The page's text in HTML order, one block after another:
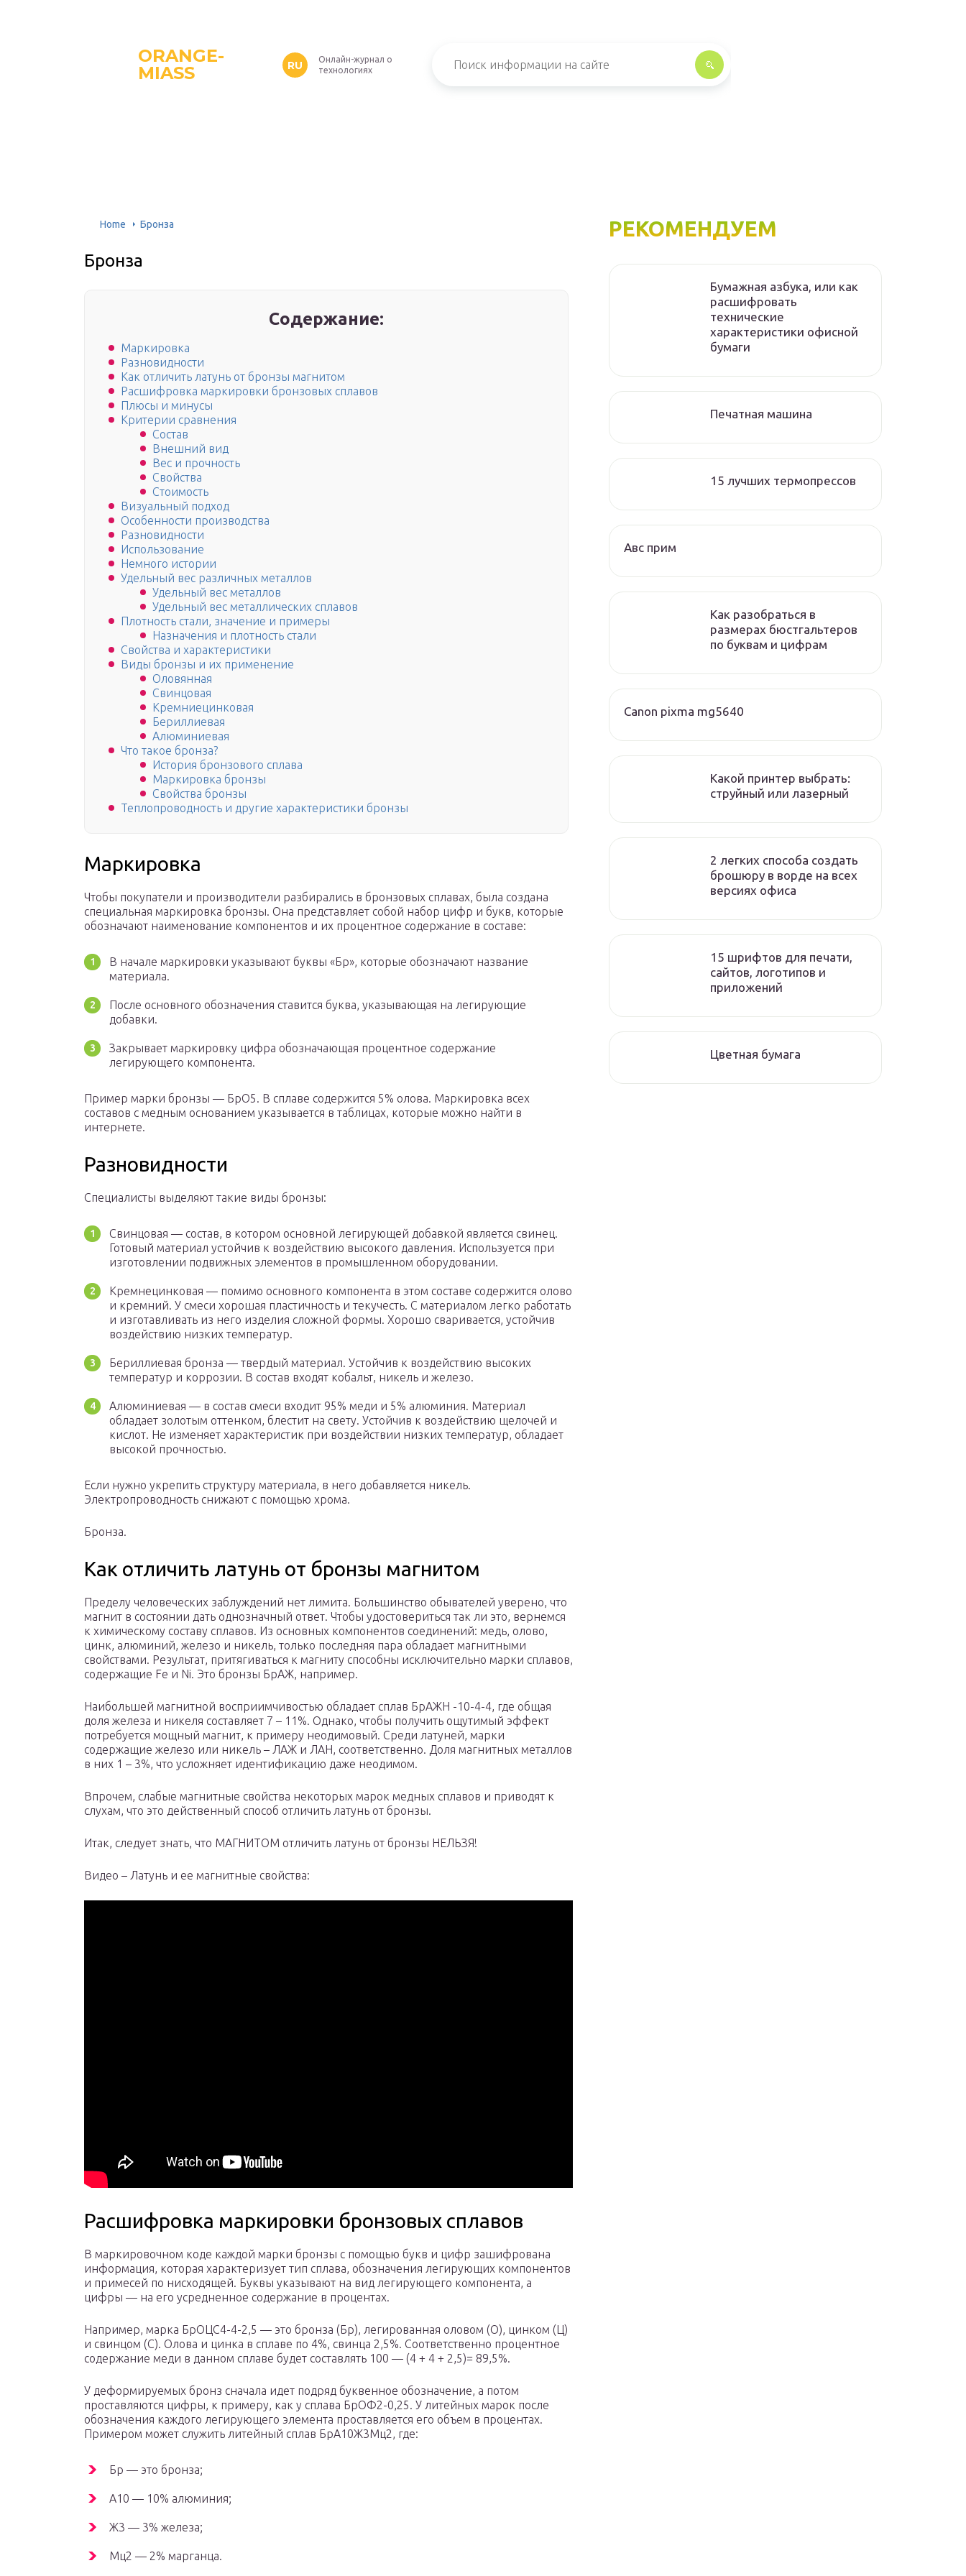
ORANGE-
MIASS
RU
Онлайн-журнал о
технологиях
Home Бронза
Бронза
Содержание:
Маркировка
Разновидности
Как отличить латунь от бронзы магнитом
Расшифровка маркировки бронзовых сплавов
Плюсы и минусы
Критерии сравнения
Состав
Внешний вид
Вес и прочность
Свойства
Стоимость
Визуальный подход
Особенности производства
Разновидности
Использование
Немного истории
Удельный вес различных металлов
Удельный вес металлов
Удельный вес металлических сплавов
Плотность стали, значение и примеры
Назначения и плотность стали
Свойства и характеристики
Виды бронзы и их применение
Оловянная
Свинцовая
Кремниецинковая
Бериллиевая
Алюминиевая
Что такое бронза?
История бронзового сплава
Маркировка бронзы
Свойства бронзы
Теплопроводность и другие характеристики бронзы
Маркировка
Чтобы покупатели и производители разбирались в бронзовых сплавах, была создана
специальная маркировка бронзы. Она представляет собой набор цифр и букв, которые
обозначают наименование компонентов и их процентное содержание в составе:
В начале маркировки указывают буквы «Бр», которые обозначают название
материала.
После основного обозначения ставится буква, указывающая на легирующие
добавки.
Закрывает маркировку цифра обозначающая процентное содержание
легирующего компонента.
Пример марки бронзы — БрО5. В сплаве содержится 5% олова. Маркировка всех
составов с медным основанием указывается в таблицах, которые можно найти в
интернете.
Разновидности
Специалисты выделяют такие виды бронзы:
Свинцовая — состав, в котором основной легирующей добавкой является свинец.
Готовый материал устойчив к воздействию высокого давления. Используется при
изготовлении подвижных элементов в промышленном оборудовании.
Кремнецинковая — помимо основного компонента в этом составе содержится олово
и кремний. У смеси хорошая пластичность и текучесть. С материалом легко работать
и изготавливать из него изделия сложной формы. Хорошо сваривается, устойчив
воздействию низких температур.
Бериллиевая бронза — твердый материал. Устойчив к воздействию высоких
температур и коррозии. В состав входят кобальт, никель и железо.
Алюминиевая — в состав смеси входит 95% меди и 5% алюминия. Материал
обладает золотым оттенком, блестит на свету. Устойчив к воздействию щелочей и
кислот. Не изменяет характеристик при воздействии низких температур, обладает
высокой прочностью.
Если нужно укрепить структуру материала, в него добавляется никель.
Электропроводность снижают с помощью хрома.
Бронза.
Как отличить латунь от бронзы магнитом
Пределу человеческих заблуждений нет лимита. Большинство обывателей уверено, что
магнит в состоянии дать однозначный ответ. Чтобы удостовериться так ли это, вернемся
к химическому составу сплавов. Из основных компонентов соединений: медь, олово,
цинк, алюминий, железо и никель, только последняя пара обладает магнитными
свойствами. Результат, притягиваться к магниту способны исключительно марки сплавов,
содержащие Fe и Ni. Это бронзы БрАЖ, например.
Наибольшей магнитной восприимчивостью обладает сплав БрАЖН -10-4-4, где общая
доля железа и никеля составляет 7 – 11%. Однако, чтобы получить ощутимый эффект
потребуется мощный магнит, к примеру неодимовый. Среди латуней, марки
содержащие железо или никель – ЛАЖ и ЛАН, соответственно. Доля магнитных металлов
в них 1 – 3%, что усложняет идентификацию даже неодимом.
Впрочем, слабые магнитные свойства некоторых марок медных сплавов и приводят к
слухам, что это действенный способ отличить латунь от бронзы.
Итак, следует знать, что МАГНИТОМ отличить латунь от бронзы НЕЛЬЗЯ!
Видео – Латунь и ее магнитные свойства:
Расшифровка маркировки бронзовых сплавов
В маркировочном коде каждой марки бронзы с помощью букв и цифр зашифрована
информация, которая характеризует тип сплава, обозначения легирующих компонентов
и примесей по нисходящей. Буквы указывают на вид легирующего компонента, а
цифры — на его усредненное содержание в процентах.
Например, марка БрОЦС4-4-2,5 — это бронза (Бр), легированная оловом (О), цинком (Ц)
и свинцом (С). Олова и цинка в сплаве по 4%, свинца 2,5%. Соответственно процентное
содержание меди в данном сплаве будет составлять 100 — (4 + 4 + 2,5)= 89,5%.
У деформируемых бронз сначала идет подряд буквенное обозначение, а потом
проставляются цифры, к примеру, как у сплава БрОФ2-0,25. У литейных марок после
обозначения каждого легирующего элемента проставляется его объем в процентах.
Примером может служить литейный сплав БрА10Ж3Мц2, где:
Бр — это бронза;
А10 — 10% алюминия;
Ж3 — 3% железа;
Мц2 — 2% марганца.
РЕКОМЕНДУЕМ
Бумажная азбука, или как
расшифровать
технические
характеристики офисной
бумаги
Печатная машина
15 лучших термопрессов
Авс прим
Как разобраться в
размерах бюстгальтеров
по буквам и цифрам
Canon pixma mg5640
Какой принтер выбрать:
струйный или лазерный
2 легких способа создать
брошюру в ворде на всех
версиях офиса
15 шрифтов для печати,
сайтов, логотипов и
приложений
Цветная бумага